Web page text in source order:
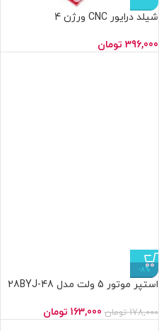
شیلد درایور CNC ورژن 4
396,000 تومان
-8%
استپر موتور 5 ولت مدل 28BYJ-48
178,000 تومان 163,000 تومان